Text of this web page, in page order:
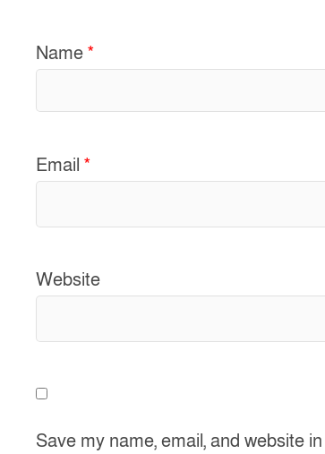
Name*
Email*
Website
Save my name, email, and website